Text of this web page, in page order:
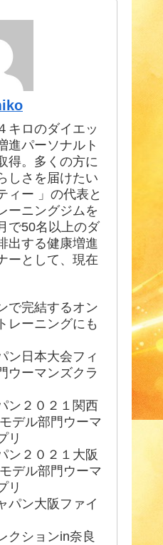
キロのダイエッ
進パーソナルト
得。多くの方に
しさを届けたい
ィー 」の代表と
ーニングジムを
で50名以上のダ
出する健康増進
ーとして、現在
で完結するオン
レーニングにも
ン日本大会フィ
ウーマンズクラ
ン２０２１関西
デル部門ウーマ
リ
ン２０２１大阪
デル部門ウーマ
リ
パン大阪ファイ
クションin奈良